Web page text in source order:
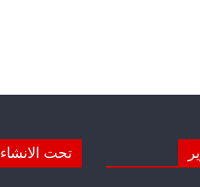
تحت الانشاء